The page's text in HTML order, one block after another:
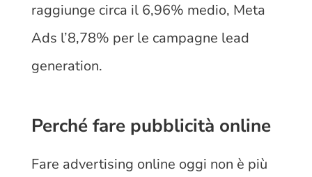
raggiunge circa il 6,96% medio, Meta
Ads l’8,78% per le campagne lead
generation.
Perché fare pubblicità online
Fare advertising online oggi non è più